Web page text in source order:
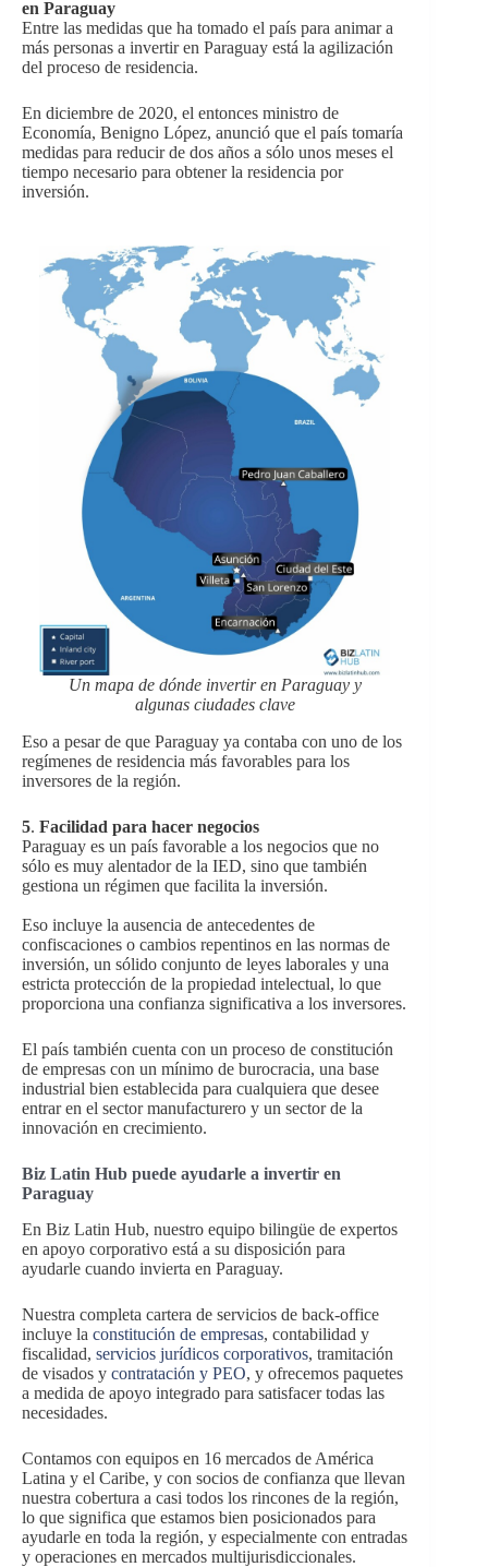
en Paraguay
Entre las medidas que ha tomado el país para animar a
más personas a invertir en Paraguay está la agilización
del proceso de residencia.
En diciembre de 2020, el entonces ministro de
Economía, Benigno López, anunció que el país tomaría
medidas para reducir de dos años a sólo unos meses el
tiempo necesario para obtener la residencia por
inversión.
Un mapa de dónde invertir en Paraguay y
algunas ciudades clave
Eso a pesar de que Paraguay ya contaba con uno de los
regímenes de residencia más favorables para los
inversores de la región.
5. Facilidad para hacer negocios
Paraguay es un país favorable a los negocios que no
sólo es muy alentador de la IED, sino que también
gestiona un régimen que facilita la inversión.
Eso incluye la ausencia de antecedentes de
confiscaciones o cambios repentinos en las normas de
inversión, un sólido conjunto de leyes laborales y una
estricta protección de la propiedad intelectual, lo que
proporciona una confianza significativa a los inversores.
El país también cuenta con un proceso de constitución
de empresas con un mínimo de burocracia, una base
industrial bien establecida para cualquiera que desee
entrar en el sector manufacturero y un sector de la
innovación en crecimiento.
Biz Latin Hub puede ayudarle a invertir en
Paraguay
En Biz Latin Hub, nuestro equipo bilingüe de expertos
en apoyo corporativo está a su disposición para
ayudarle cuando invierta en Paraguay.
Nuestra completa cartera de servicios de back-office
incluye la constitución de empresas, contabilidad y
fiscalidad, servicios jurídicos corporativos, tramitación
de visados y contratación y PEO, y ofrecemos paquetes
a medida de apoyo integrado para satisfacer todas las
necesidades.
Contamos con equipos en 16 mercados de América
Latina y el Caribe, y con socios de confianza que llevan
nuestra cobertura a casi todos los rincones de la región,
lo que significa que estamos bien posicionados para
ayudarle en toda la región, y especialmente con entradas
y operaciones en mercados multijurisdiccionales.